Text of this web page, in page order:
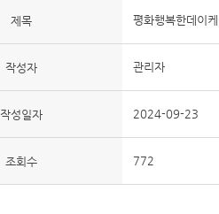
제목 평화행복한데이
작성자 관리자
작성일자 2024-09-23
조회수 772